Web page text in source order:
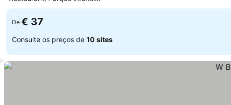
exclusivo
De € 37
Consulte os preços de 10 sites